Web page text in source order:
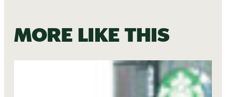
More like this